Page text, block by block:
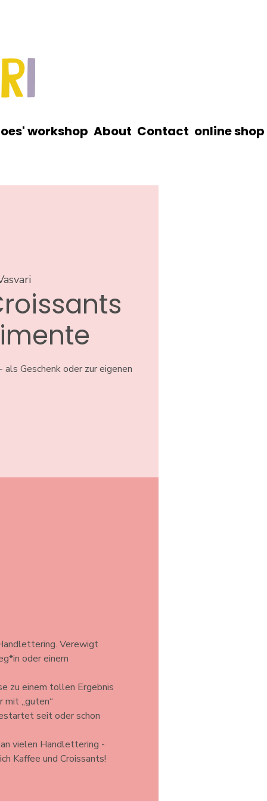
workshop About Contact online shop
Geschenk oder zur eigenen
Verewigt
oder einem
zu einem tollen Ergebnis
mit „guten“
seit oder schon
vielen Handlettering -
Kaffee und Croissants!